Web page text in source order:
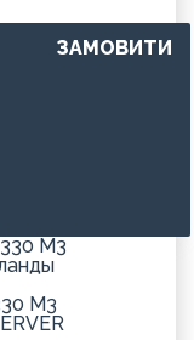
ЗАМОВИТИ
M3